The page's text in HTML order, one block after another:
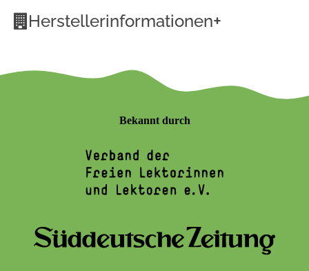
Herstellerinformationen+
Bekannt durch